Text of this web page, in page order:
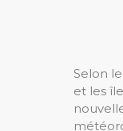
Selon
et les